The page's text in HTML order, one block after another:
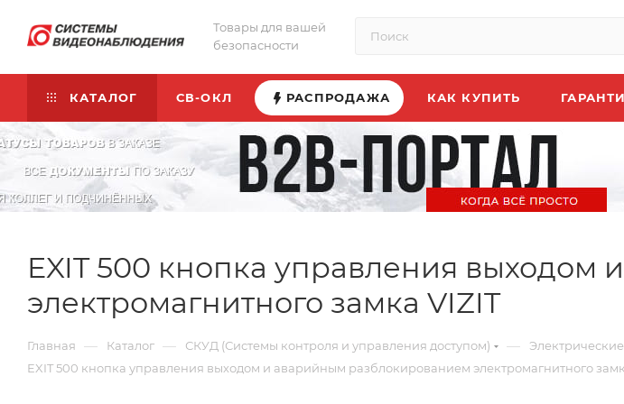
Товары для вашей
безопасности
КАТАЛОГ СВ-ОКЛ РАСПРОДАЖА КАК КУПИТЬ
EXIT 500 кнопка управления
электромагнитного замка VIZIT
Главная — Каталог — СКУД (Системы контроля и управления доступом) —
EXIT 500 кнопка управления выходом и аварийным разблокированием электромагнитного